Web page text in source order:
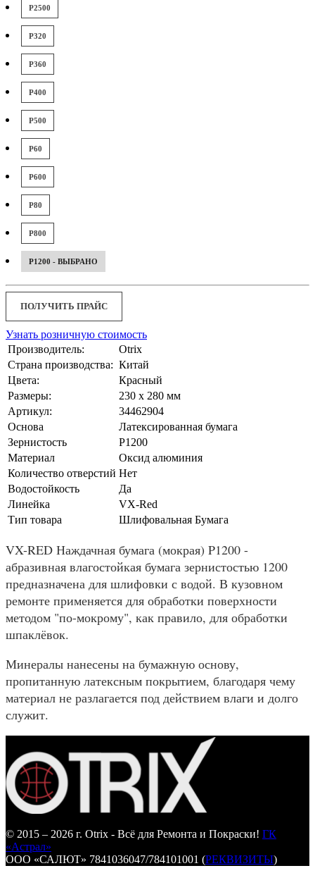
P2500
P320
P360
P400
P500
P60
P600
P80
P800
P1200 - ВЫБРАНО
ПОЛУЧИТЬ ПРАЙС
Узнать розничную стоимость
Производитель:
Otrix
Страна производства: Китай
Цвета:
Красный
Размеры:
230 x 280 мм
Артикул:
34462904
Основа
Латексированная бумага
Зернистость
P1200
Материал
Оксид алюминия
Количество отверстий Нет
Водостойкость
Да
Линейка
VX-Red
Тип товара
Шлифовальная Бумага
VX-RED Наждачная бумага (мокрая) P1200 -
абразивная влагостойкая бумага зернистостью 1200
предназначена для шлифовки с водой. В кузовном
ремонте применяется для обработки поверхности
методом "по-мокрому", как правило, для обработки
шпаклёвок.
Минералы нанесены на бумажную основу,
пропитанную латексным покрытием, благодаря чему
материал не разлагается под действием влаги и долго
служит.
© 2015 – 2026 г. Otrix - Всё для Ремонта и Покраски! ГК
«Астрал»
ООО «САЛЮТ» 7841036047/784101001 (РЕКВИЗИТЫ)